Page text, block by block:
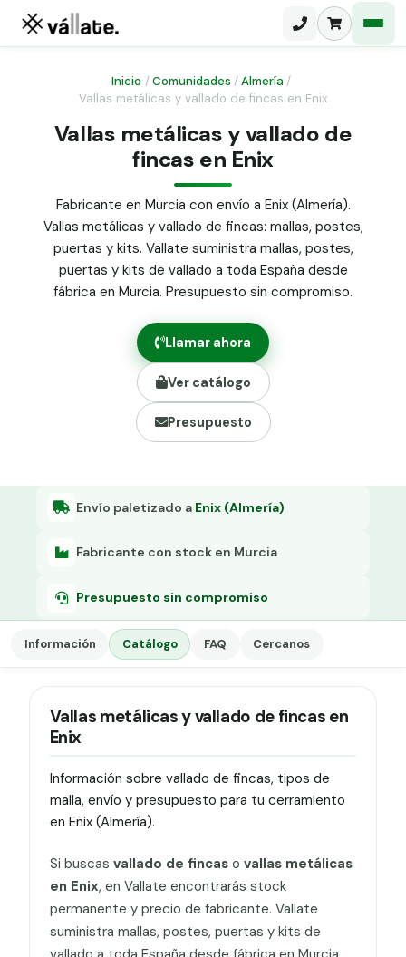
Malla ganadera
Malla simple torsión
Malla triple torsión
Panel malla H.
Puerta abatible dos hojas
Puerta acceso peatonal
Poste malla Hércules
Poste malla simple torsión
Alambre de espino galvanizado
Alambre liso galvanizado
Malla ocultación 70 g/m² verde
Abrazadera PVC malla H.
Grapa malla H.
Inicio /Comunidades /Almería /
Vallas metálicas y vallado de fincas en Enix
Vallas metálicas y vallado de
fincas en Enix
Fabricante en Murcia con envío a Enix (Almería).
Vallas metálicas y vallado de fincas: mallas, postes,
puertas y kits. Vallate suministra mallas, postes,
puertas y kits de vallado a toda España desde
fábrica en Murcia. Presupuesto sin compromiso.
Llamar ahora
Ver catálogo
Presupuesto
Envío paletizado a Enix (Almería)
Fabricante con stock en Murcia
Presupuesto sin compromiso
Información Catálogo FAQ Cercanos
Vallas metálicas y vallado de fincas en
Enix
Información sobre vallado de fincas, tipos de
malla, envío y presupuesto para tu cerramiento
en Enix (Almería).
Si buscas vallado de fincaso vallas metálicas
en Enix, en Vallate encontrarás stock
permanente y precio de fabricante. Vallate
suministra mallas, postes, puertas y kits de